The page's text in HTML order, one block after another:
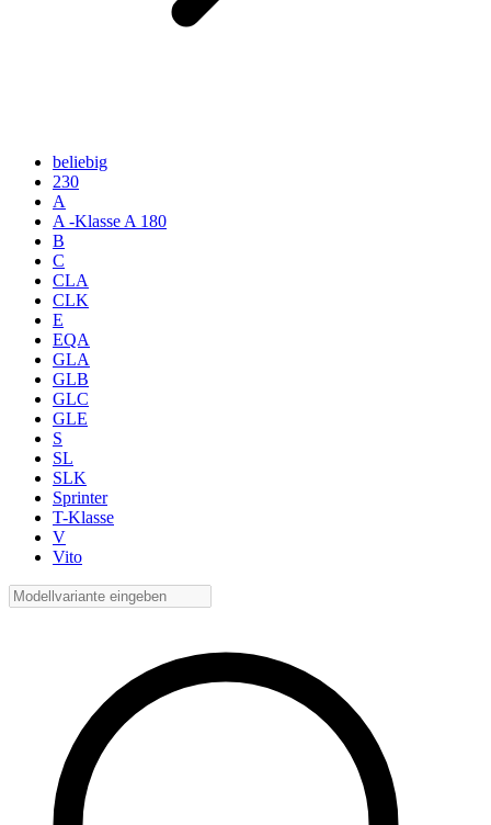
beliebig
230
A
A -Klasse A 180
B
C
CLA
CLK
E
EQA
GLA
GLB
GLC
GLE
S
SL
SLK
Sprinter
T-Klasse
V
Vito